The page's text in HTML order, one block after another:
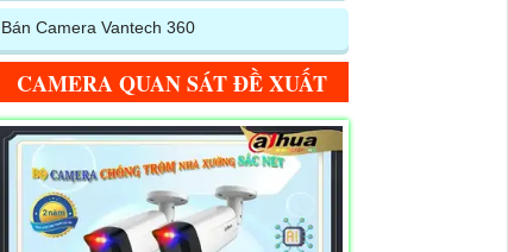
Bán Camera Vantech 360
CAMERA QUAN SÁT ĐỀ XUẤT